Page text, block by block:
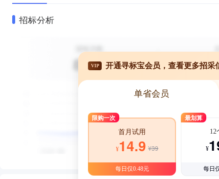
招标分析
VIP 开通寻标宝会员，查看更多招采
单省会员
限购一次
首月试用
¥14.9 ¥39
每日仅0.48元
最划算
12
¥
每日